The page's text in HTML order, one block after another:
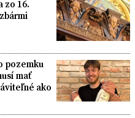
zo 16.
pozemku
mať
ako